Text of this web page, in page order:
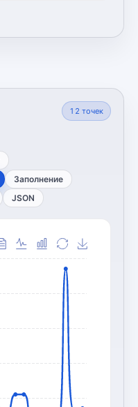
12 точек
Заполнение
JSON